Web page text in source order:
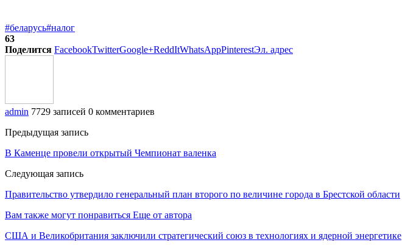
#беларусь#налог
63
Поделится FacebookTwitterGoogle+ReddItWhatsAppPinterestЭл. адрес
admin 7729 записей 0 комментариев
Предыдущая запись
В Каменце провели открытый Чемпионат валенка
Следующая запись
Правительство утвердило генеральный план второго по величине города в Брестской области
Вам также могут понравиться Еще от автора
США и Великобритания заключили стратегический союз в технологиях и ядерной энергетике